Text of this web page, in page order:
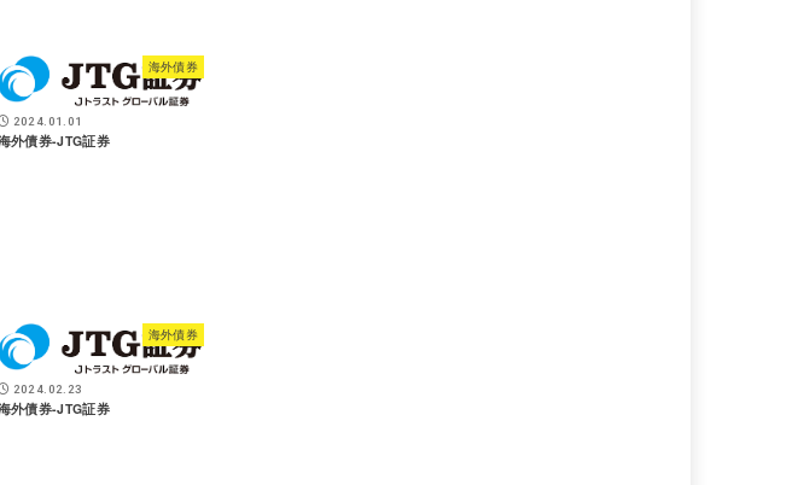
海外債券
2024.01.01
外債券-JTG証券
海外債券
2024.02.23
外債券-JTG証券